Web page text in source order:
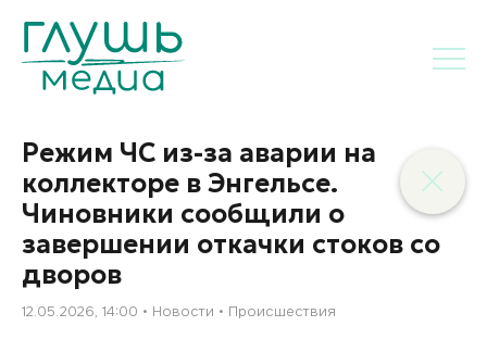
Режим ЧС из-за аварии на
коллекторе в Энгельсе.
Чиновники сообщили о
завершении откачки стоков со
дворов
12.05.2026, 14:00 Новости Происшествия